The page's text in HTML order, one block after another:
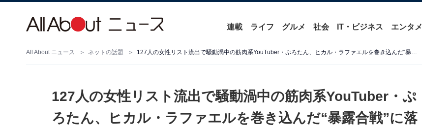
連載 ライフ グルメ 社会 IT・ビジネス エンタメ
All About ニュース ネットの話題 127人の女性リスト流出で騒動渦中の筋肉系YouTuber・ぷろたん、ヒカル・ラファエルを巻き込んだ“暴露合戦”に落としどころは見つかるのか
127人の女性リスト流出で騒動渦中の筋肉系YouTuber・ぷ
ろたん、ヒカル・ラファエルを巻き込んだ“暴露合戦”に落